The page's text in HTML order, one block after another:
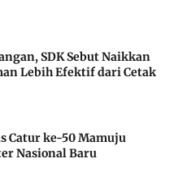
SDK Sebut Naikkan
Lebih Efektif dari Cetak
Catur ke-50 Mamuju
Nasional Baru